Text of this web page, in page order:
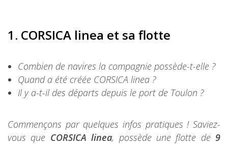
1. CORSICA linea et sa flotte
Combien de navires la compagnie possède-t-elle ?
Quand a été créée CORSICA linea ?
Il y a-t-il des départs depuis le port de Toulon ?
Commençons par quelques infos pratiques ! Saviez-
vous que CORSICA linea, possède une flotte de 9